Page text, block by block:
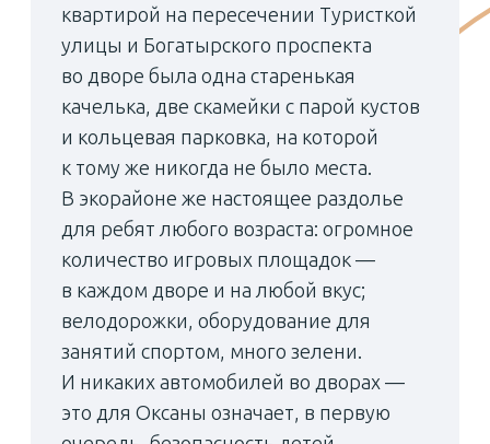
и две школы под одним номером. На этапе
а осенью откроется новая
многопрофильная поликлиника для